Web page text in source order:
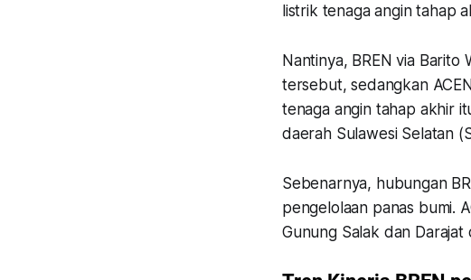
listrik tenaga angin tahap
Nantinya, BREN via
tersebut, sedangkan
tenaga angin tahap akhir
daerah Sulawesi Selatan
Sebenarnya, hubungan
pengelolaan panas bumi.
Gunung Salak dan